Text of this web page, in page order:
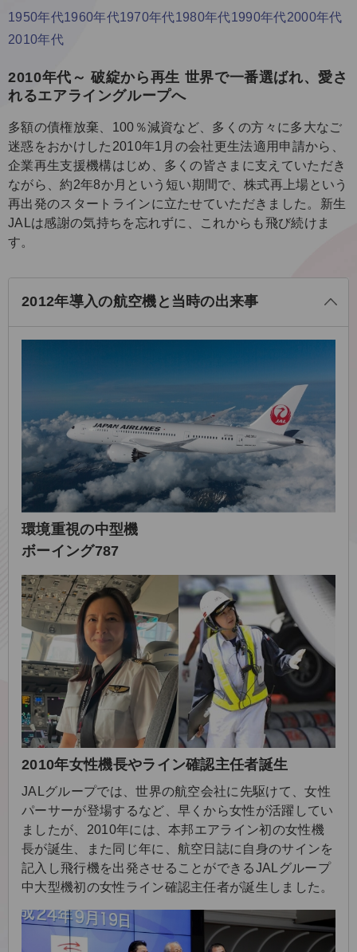
1950年代1960年代1970年代1980年代1990年代2000年代
2010年代
2010年代～ 破綻から再生 世界で一番選ばれ、愛さ
れるエアライングループへ
多額の債権放棄、100％減資など、多くの方々に多大なご
迷惑をおかけした2010年1月の会社更生法適用申請から、
企業再生支援機構はじめ、多くの皆さまに支えていただき
ながら、約2年8か月という短い期間で、株式再上場という
再出発のスタートラインに立たせていただきました。新生
JALは感謝の気持ちを忘れずに、これからも飛び続けま
す。
2012年導入の航空機と当時の出来事
環境重視の中型機
ボーイング787
2010年女性機長やライン確認主任者誕生
JALグループでは、世界の航空会社に先駆けて、女性
パーサーが登場するなど、早くから女性が活躍してい
ましたが、2010年には、本邦エアライン初の女性機
長が誕生、また同じ年に、航空日誌に自身のサインを
記入し飛行機を出発させることができるJALグループ
中大型機初の女性ライン確認主任者が誕生しました。